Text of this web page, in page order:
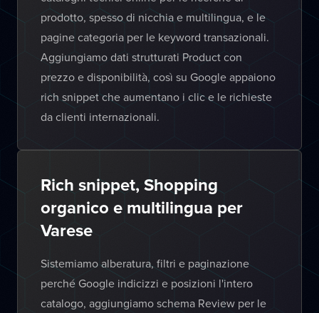
prodotto, spesso di nicchia e multilingua, e le
pagine categoria per le keyword transazionali.
Aggiungiamo dati strutturati Product con
prezzo e disponibilità, così su Google appaiono
rich snippet che aumentano i clic e le richieste
da clienti internazionali.
Rich snippet, Shopping
organico e multilingua per
Varese
Sistemiamo alberatura, filtri e paginazione
perché Google indicizzi e posizioni l'intero
catalogo, aggiungiamo schema Review per le